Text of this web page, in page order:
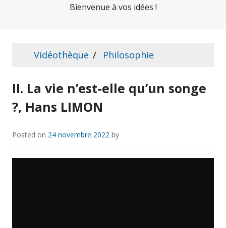
Bienvenue à vos idées !
Vidéothèque Philosophie
II. La vie n’est-elle qu’un songe
?, Hans LIMON
Posted on 24 novembre 2022 by